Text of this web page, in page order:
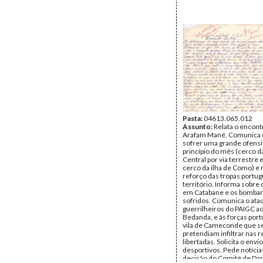
Pasta:04613.065.012
Assunto:Relata o
Arafam Mané. Comunica
sofrer uma grande
princípio do mês (cerco
Central por via terrestre
cerco da ilha de Como) e
reforço das tropas
território. Informa sobre
em Catabane e os
sofridos. Comunica o
guerrilheiros do PAIGC
Bedanda, e às forças
vila de Cameconde que
pretendiam infiltrar nas
libertadas. Solicita o
desportivos. Pede
decisão do Comité de